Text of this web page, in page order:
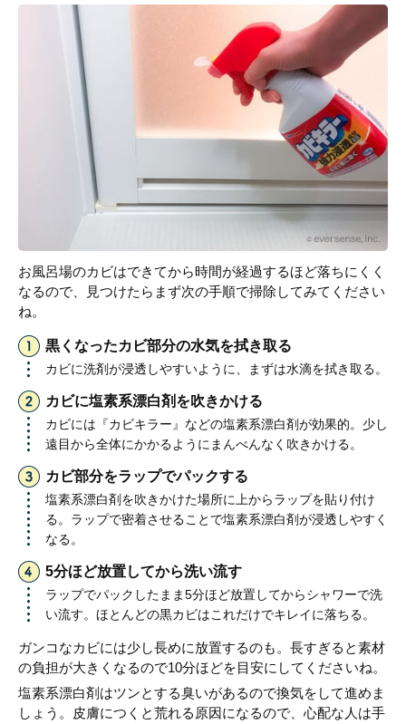
お風呂場のカビはできてから時間が経過するほど落ちにくく
なるので、見つけたらまず次の手順で掃除してみてください
ね。
黒くなったカビ部分の水気を拭き取る
カビに洗剤が浸透しやすいように、まずは水滴を拭き取る。
カビに塩素系漂白剤を吹きかける
カビには『カビキラー』などの塩素系漂白剤が効果的。少し
遠目から全体にかかるようにまんべんなく吹きかける。
カビ部分をラップでパックする
塩素系漂白剤を吹きかけた場所に上からラップを貼り付け
る。ラップで密着させることで塩素系漂白剤が浸透しやすく
なる。
5分ほど放置してから洗い流す
ラップでパックしたまま5分ほど放置してからシャワーで洗
い流す。ほとんどの黒カビはこれだけでキレイに落ちる。
ガンコなカビには少し長めに放置するのも。長すぎると素材
の負担が大きくなるので10分ほどを目安にしてくださいね。
塩素系漂白剤はツンとする臭いがあるので換気をして進めま
しょう。皮膚につくと荒れる原因になるので、心配な人は手